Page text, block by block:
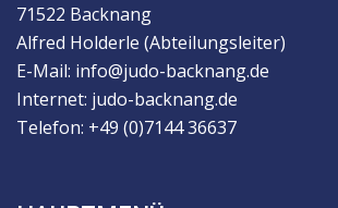
71522 Backnang
Alfred Holderle (Abteilungsleiter)
E-Mail: info@judo-backnang.de
Internet: judo-backnang.de
Telefon: +49 (0)7144 36637